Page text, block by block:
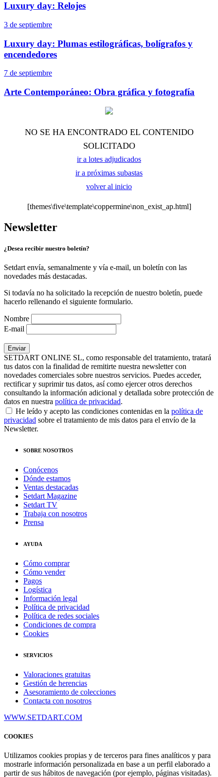
Luxury day: Relojes
3 de septiembre
Luxury day: Plumas estilográficas, bolígrafos y
encendedores
7 de septiembre
Arte Contemporáneo: Obra gráfica y fotografía
NO SE HA ENCONTRADO EL CONTENIDO
SOLICITADO
ir a lotes adjudicados
ir a próximas subastas
volver al inicio
[themes\five\template\coppermine\non_exist_ap.html]
Newsletter
¿Desea recibir nuestro boletín?
Setdart envía, semanalmente y vía e-mail, un boletín con las
novedades más destacadas.
Si todavía no ha solicitado la recepción de nuestro boletín, puede
hacerlo rellenando el siguiente formulario.
Nombre
E-mail
SETDART ONLINE SL, como responsable del tratamiento, tratará
tus datos con la finalidad de remitirte nuestra newsletter con
novedades comerciales sobre nuestros servicios. Puedes acceder,
rectificar y suprimir tus datos, así como ejercer otros derechos
consultando la información adicional y detallada sobre protección de
datos en nuestra política de privacidad.
He leído y acepto las condiciones contenidas en la política de
privacidad sobre el tratamiento de mis datos para el envío de la
Newsletter.
SOBRE NOSOTROS
Conócenos
Dónde estamos
Ventas destacadas
Setdart Magazine
Setdart TV
Trabaja con nosotros
Prensa
AYUDA
Cómo comprar
Cómo vender
Pagos
Logística
Información legal
Política de privacidad
Política de redes sociales
Condiciones de compra
Cookies
SERVICIOS
Valoraciones gratuitas
Gestión de herencias
Asesoramiento de colecciones
Contacta con nosotros
WWW.SETDART.COM
COOKIES
Utilizamos cookies propias y de terceros para fines analíticos y para
mostrarle información personalizada en base a un perfil elaborado a
partir de sus hábitos de navegación (por ejemplo, páginas visitadas).